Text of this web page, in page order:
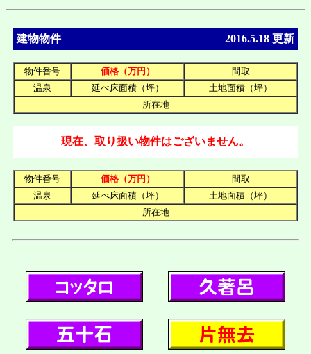
建物物件 2016.5.18 更新
物件番号 価格（万円）
間取
温泉
延べ床面積（坪）
土地面積（坪）
所在地
現在、取り扱い物件はございません。
物件番号 価格（万円）
間取
温泉
延べ床面積（坪）
土地面積（坪）
所在地